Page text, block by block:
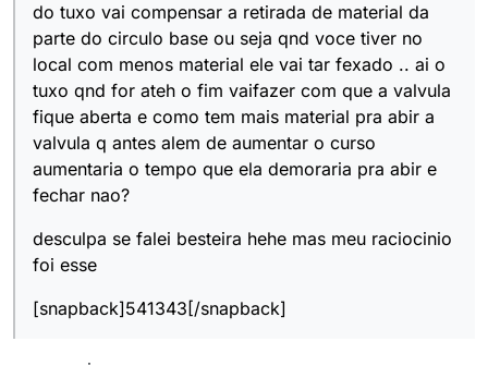
do tuxo vai compensar a retirada de material da
parte do circulo base ou seja qnd voce tiver no
local com menos material ele vai tar fexado .. ai o
tuxo qnd for ateh o fim vaifazer com que a valvula
fique aberta e como tem mais material pra abir a
valvula q antes alem de aumentar o curso
aumentaria o tempo que ela demoraria pra abir e
fechar nao?
desculpa se falei besteira hehe mas meu raciocinio
foi esse
[snapback]541343[/snapback]